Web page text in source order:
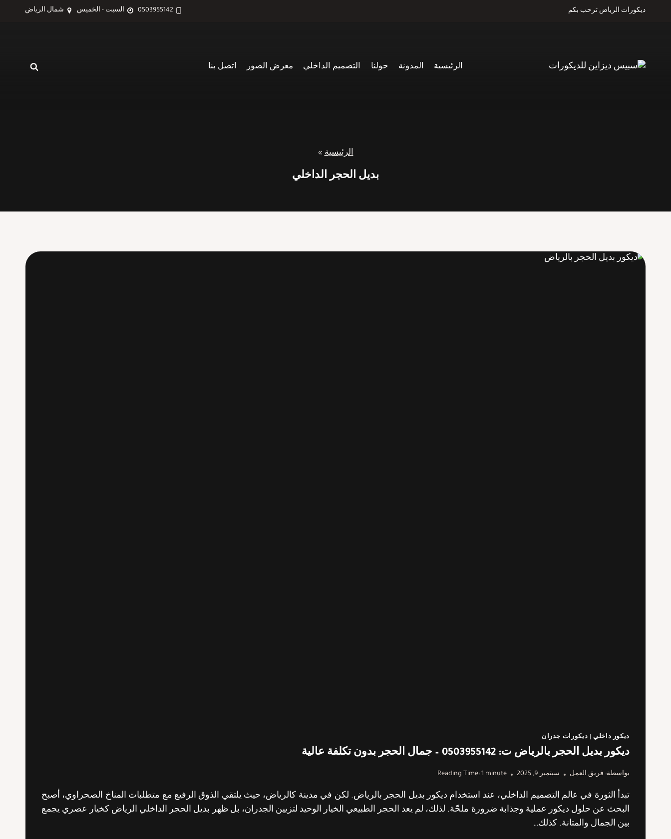
ديكورات الرياض ترحب بكم 0503955142 السبت - الخميس شمال الرياض
الرئيسية المدونة حولنا التصميم الداخلي معرض الصور اتصل بنا
الرئيسية»
بديل الحجر الداخلي
ديكور داخلي| ديكورات جدران
ديكور بديل الحجر بالرياض ت: 0503955142 – جمال الحجر بدون تكلفة عالية
بواسطة: فريق العمل سبتمبر 9, 2025 Reading Time:1 minute
تبدأ الثورة في عالم التصميم الداخلي، عند استخدام ديكور بديل الحجر بالرياض. لكن في مدينة كالرياض، حيث يلتقي الذوق الرفيع مع متطلبات المناخ الصحراوي، أصبح
البحث عن حلول ديكور عملية وجذابة ضرورة ملحّة. لذلك، لم يعد الحجر الطبيعي الخيار الوحيد لتزيين الجدران، بل ظهر بديل الحجر الداخلي الرياض كخيار عصري يجمع
بين الجمال والمتانة. كذلك…